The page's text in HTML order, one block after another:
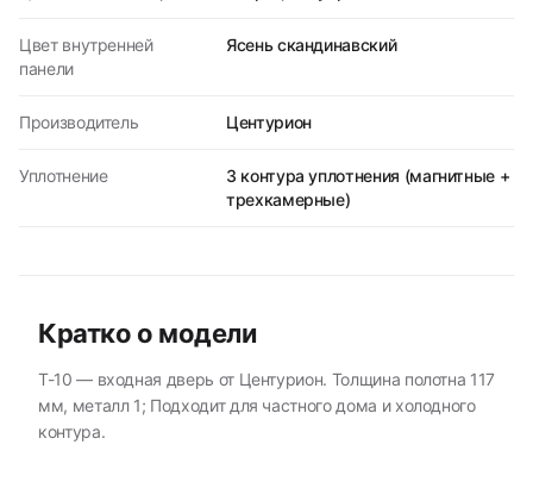
Цвет внутренней
панели
Ясень скандинавский
Производитель Центурион
Уплотнение
3 контура уплотнения (магнитные +
трехкамерные)
Кратко о модели
T-10 — входная дверь от Центурион. Толщина полотна 117
мм, металл 1; Подходит для частного дома и холодного
контура.